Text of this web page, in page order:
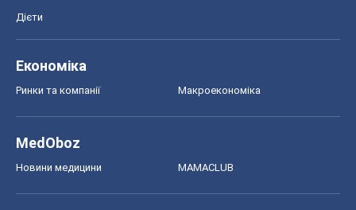
Дієти
Економіка
Ринки та компанії Макроекономіка
MedOboz
Новини медицини MAMACLUB